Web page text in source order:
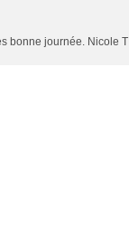
bonne journée. Nicole T